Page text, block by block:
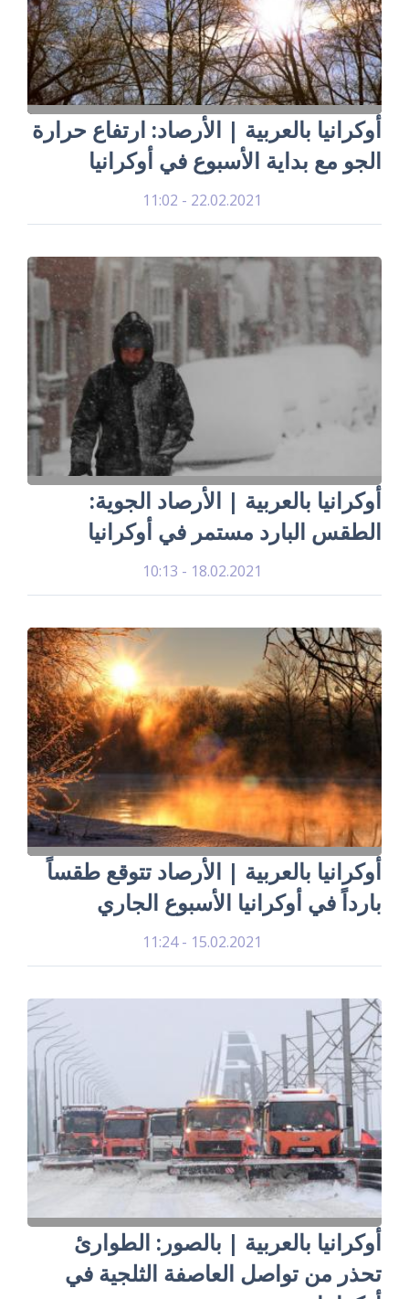
أوكرانيا بالعربية | الأرصاد: ارتفاع حرارة
الجو مع بداية الأسبوع في أوكرانيا
22.02.2021 - 11:02
أوكرانيا بالعربية | الأرصاد الجوية:
الطقس البارد مستمر في أوكرانيا
18.02.2021 - 10:13
أوكرانيا بالعربية | الأرصاد تتوقع طقساً
بارداً في أوكرانيا الأسبوع الجاري
15.02.2021 - 11:24
أوكرانيا بالعربية | بالصور: الطوارئ
تحذر من تواصل العاصفة الثلجية في